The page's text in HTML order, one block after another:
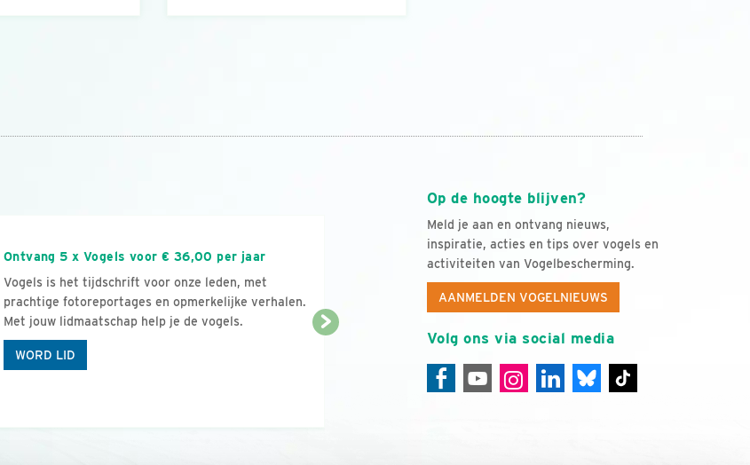
Op de hoogte blijven?
Meld je aan en ontvang nieuws,
inspiratie, acties en tips over vogels en
activiteiten van Vogelbescherming.
AANMELDEN VOGELNIEUWS
Volg ons via social media
Ontvang 5 x Vogels voor € 36,00 per jaar
Vogels is het tijdschrift voor onze leden, met
prachtige fotoreportages en opmerkelijke verhalen.
Met jouw lidmaatschap help je de vogels.
WORD LID